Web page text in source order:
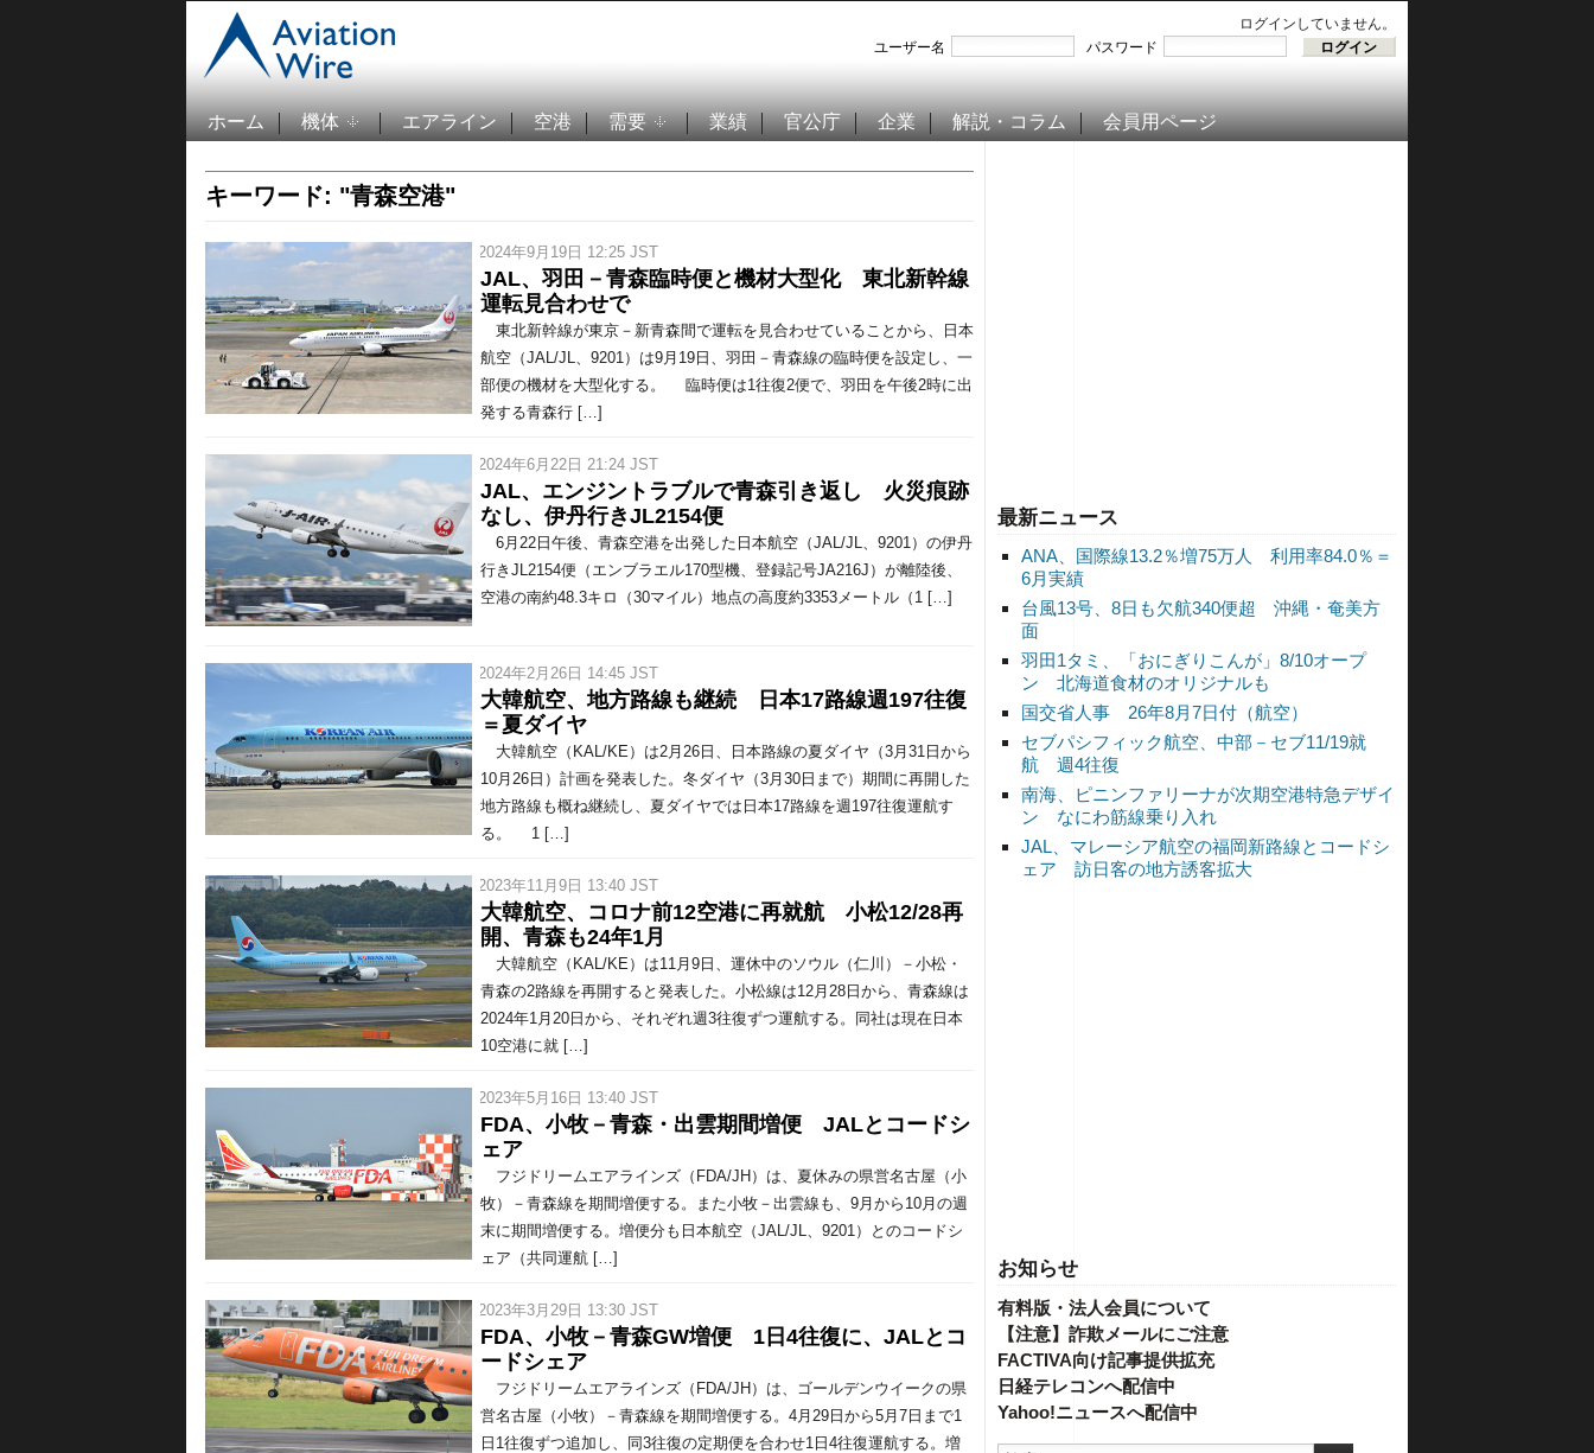
ログインしていません。
ユーザー名
パスワード
ホーム 機体 エアライン 空港 需要 業績 官公庁 企業 解説・コラム 会員用ページ
最新ニュース
ANA、国際線13.2％増75万人 利用率84.0％＝
6月実績
台風13号、8日も欠航340便超 沖縄・奄美方
面
羽田1タミ、「おにぎりこんが」8/10オープ
ン 北海道食材のオリジナルも
国交省人事 26年8月7日付（航空）
セブパシフィック航空、中部－セブ11/19就
航 週4往復
南海、ピニンファリーナが次期空港特急デザイ
ン なにわ筋線乗り入れ
JAL、マレーシア航空の福岡新路線とコードシ
ェア 訪日客の地方誘客拡大
お知らせ
有料版・法人会員について
【注意】詐欺メールにご注意
FACTIVA向け記事提供拡充
日経テレコンへ配信中
Yahoo!ニュースへ配信中
キーワード: "青森空港"
/ 2024年9月19日 12:25 JST
JAL、羽田－青森臨時便と機材大型化 東北新幹線
運転見合わせで
東北新幹線が東京－新青森間で運転を見合わせていることから、日本
航空（JAL/JL、9201）は9月19日、羽田－青森線の臨時便を設定し、一
部便の機材を大型化する。 臨時便は1往復2便で、羽田を午後2時に出
発する青森行 […]
/ 2024年6月22日 21:24 JST
JAL、エンジントラブルで青森引き返し 火災痕跡
なし、伊丹行きJL2154便
6月22日午後、青森空港を出発した日本航空（JAL/JL、9201）の伊丹
行きJL2154便（エンブラエル170型機、登録記号JA216J）が離陸後、
空港の南約48.3キロ（30マイル）地点の高度約3353メートル（1 […]
/ 2024年2月26日 14:45 JST
大韓航空、地方路線も継続 日本17路線週197往復
＝夏ダイヤ
大韓航空（KAL/KE）は2月26日、日本路線の夏ダイヤ（3月31日から
10月26日）計画を発表した。冬ダイヤ（3月30日まで）期間に再開した
地方路線も概ね継続し、夏ダイヤでは日本17路線を週197往復運航す
る。 1 […]
/ 2023年11月9日 13:40 JST
大韓航空、コロナ前12空港に再就航 小松12/28再
開、青森も24年1月
大韓航空（KAL/KE）は11月9日、運休中のソウル（仁川）－小松・
青森の2路線を再開すると発表した。小松線は12月28日から、青森線は
2024年1月20日から、それぞれ週3往復ずつ運航する。同社は現在日本
10空港に就 […]
/ 2023年5月16日 13:40 JST
FDA、小牧－青森・出雲期間増便 JALとコードシ
ェア
フジドリームエアラインズ（FDA/JH）は、夏休みの県営名古屋（小
牧）－青森線を期間増便する。また小牧－出雲線も、9月から10月の週
末に期間増便する。増便分も日本航空（JAL/JL、9201）とのコードシ
ェア（共同運航 […]
/ 2023年3月29日 13:30 JST
FDA、小牧－青森GW増便 1日4往復に、JALとコ
ードシェア
フジドリームエアラインズ（FDA/JH）は、ゴールデンウイークの県
営名古屋（小牧）－青森線を期間増便する。4月29日から5月7日まで1
日1往復ずつ追加し、同3往復の定期便を合わせ1日4往復運航する。増